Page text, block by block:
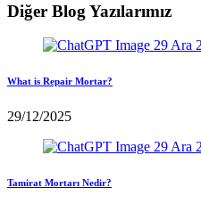
Diğer Blog Yazılarımız
What is Repair Mortar?
29/12/2025
Tamirat Mortarı Nedir?